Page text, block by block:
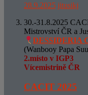
28.9.2025 jitusikj
30.-31.8.2025
Mistrovství ČR a
DESSIDERIA
(Wanbooy Papa
2.místo v IGP3
Vícemistrině ČR
CACIT 2025